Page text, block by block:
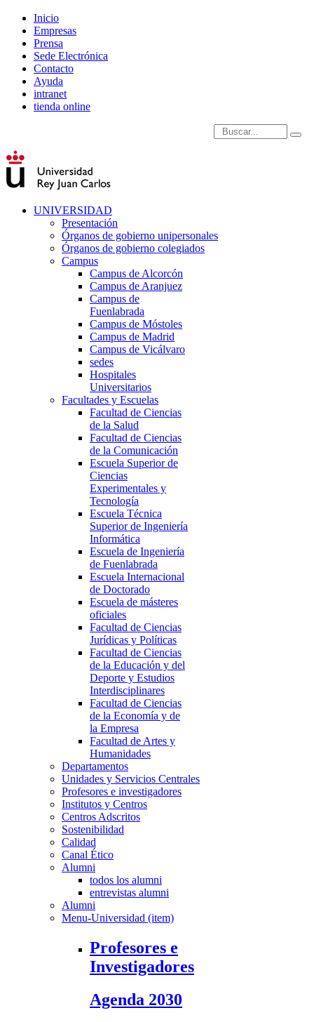
Inicio
Empresas
Prensa
Sede Electrónica
Contacto
Ayuda
intranet
tienda online
Introduce términos de
UNIVERSIDAD
Presentación
Órganos de gobierno unipersonales
Órganos de gobierno colegiados
Campus
Campus de Alcorcón
Campus de Aranjuez
Campus de
Fuenlabrada
Campus de Móstoles
Campus de Madrid
Campus de Vicálvaro
sedes
Hospitales
Universitarios
Facultades y Escuelas
Facultad de Ciencias
de la Salud
Facultad de Ciencias
de la Comunicación
Escuela Superior de
Ciencias
Experimentales y
Tecnología
Escuela Técnica
Superior de Ingeniería
Informática
Escuela de Ingeniería
de Fuenlabrada
Escuela Internacional
de Doctorado
Escuela de másteres
oficiales
Facultad de Ciencias
Jurídicas y Políticas
Facultad de Ciencias
de la Educación y del
Deporte y Estudios
Interdisciplinares
Facultad de Ciencias
de la Economía y de
la Empresa
Facultad de Artes y
Humanidades
Departamentos
Unidades y Servicios Centrales
Profesores e investigadores
Institutos y Centros
Centros Adscritos
Sostenibilidad
Calidad
Canal Ético
Alumni
todos los alumni
entrevistas alumni
Alumni
Menu-Universidad (item)
Profesores e
Investigadores
Agenda 2030